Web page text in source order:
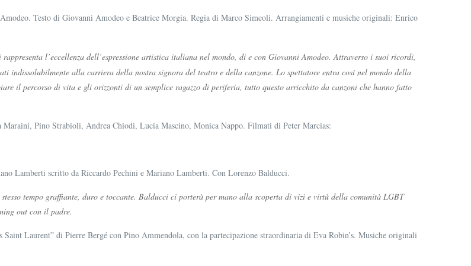
Testo di Giovanni Amodeo e Beatrice Morgia. Regia di Marco Simeoli. Arrangiamenti e musiche originali: Enrico
l’eccellenza dell’espressione artistica italiana nel mondo, di e con Giovanni Amodeo. Attraverso i suoi ricordi,
indissolubilmente alla carriera della nostra signora del teatro e della canzone. Lo spettatore entra così nel mondo della
il percorso di vita e gli orizzonti di un semplice ragazzo di periferia, tutto questo arricchito da canzoni che hanno fatto
Maraini, Pino Strabioli, Andrea Chiodi, Lucia Mascino, Monica Nappo. Filmati di Peter Marcias:
Lamberti scritto da Riccardo Pechini e Mariano Lamberti. Con Lorenzo Balducci.
tempo graffiante, duro e toccante. Balducci ci porterà per mano alla scoperta di vizi e virtù della comunità LGBT
out con il padre.
Saint Laurent” di Pierre Bergé con Pino Ammendola, con la partecipazione straordinaria di Eva Robin’s. Musiche originali